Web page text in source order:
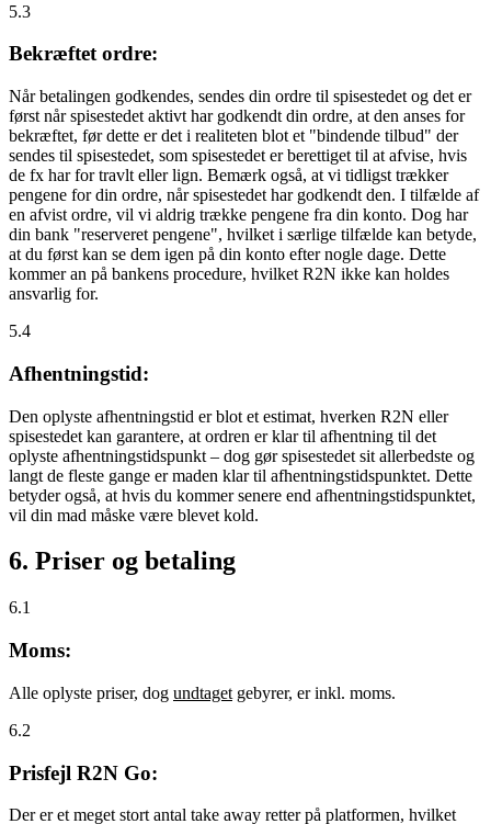
5.3
Bekræftet ordre:
Når betalingen godkendes, sendes din ordre til spisestedet og det er
først når spisestedet aktivt har godkendt din ordre, at den anses for
bekræftet, før dette er det i realiteten blot et "bindende tilbud" der
sendes til spisestedet, som spisestedet er berettiget til at afvise, hvis
de fx har for travlt eller lign. Bemærk også, at vi tidligst trækker
pengene for din ordre, når spisestedet har godkendt den. I tilfælde af
en afvist ordre, vil vi aldrig trække pengene fra din konto. Dog har
din bank "reserveret pengene", hvilket i særlige tilfælde kan betyde,
at du først kan se dem igen på din konto efter nogle dage. Dette
kommer an på bankens procedure, hvilket R2N ikke kan holdes
ansvarlig for.
5.4
Afhentningstid:
Den oplyste afhentningstid er blot et estimat, hverken R2N eller
spisestedet kan garantere, at ordren er klar til afhentning til det
oplyste afhentningstidspunkt – dog gør spisestedet sit allerbedste og
langt de fleste gange er maden klar til afhentningstidspunktet. Dette
betyder også, at hvis du kommer senere end afhentningstidspunktet,
vil din mad måske være blevet kold.
6. Priser og betaling
6.1
Moms:
Alle oplyste priser, dog undtaget gebyrer, er inkl. moms.
6.2
Prisfejl R2N Go:
Der er et meget stort antal take away retter på platformen, hvilket